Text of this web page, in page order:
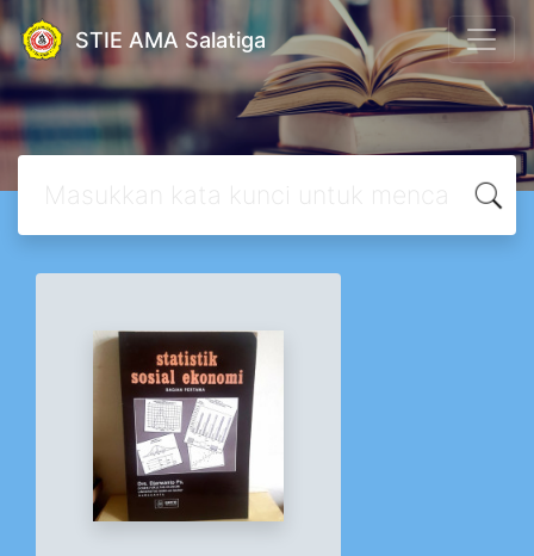
STIE AMA Salatiga